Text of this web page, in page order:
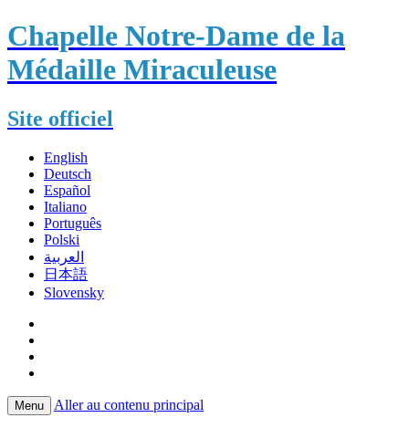
Chapelle Notre-Dame de la
Médaille Miraculeuse
Site officiel
English
Deutsch
Español
Italiano
Português
Polski
العربية
日本語
Slovensky
Menu Aller au contenu principal